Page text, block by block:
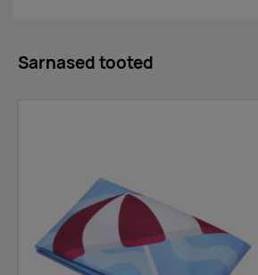
Sarnased tooted